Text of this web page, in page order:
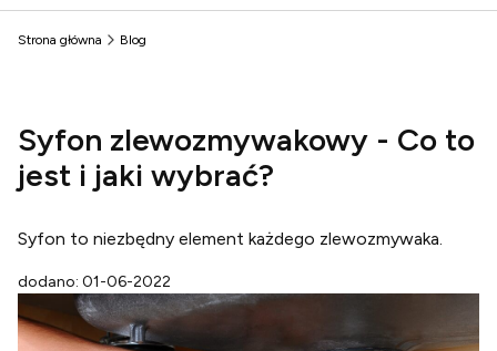
Strona główna Blog
Syfon zlewozmywakowy - Co to
jest i jaki wybrać?
Syfon to niezbędny element każdego zlewozmywaka.
dodano: 01-06-2022